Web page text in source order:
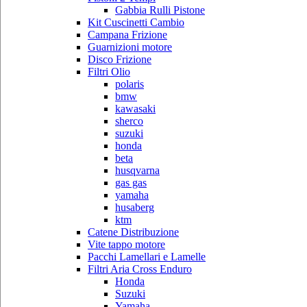
Gabbia Rulli Pistone
Kit Cuscinetti Cambio
Campana Frizione
Guarnizioni motore
Disco Frizione
Filtri Olio
polaris
bmw
kawasaki
sherco
suzuki
honda
beta
husqvarna
gas gas
yamaha
husaberg
ktm
Catene Distribuzione
Vite tappo motore
Pacchi Lamellari e Lamelle
Filtri Aria Cross Enduro
Honda
Suzuki